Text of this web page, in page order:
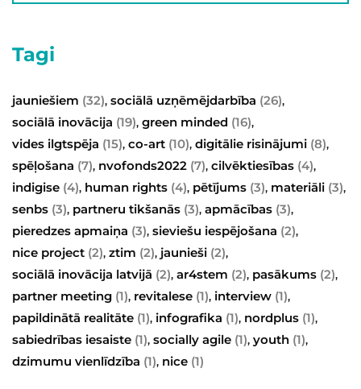
Tagi
jauniešiem (32), sociālā uzņēmējdarbība (26),
sociālā inovācija (19), green minded (16),
vides ilgtspēja (15), co-art (10), digitālie risinājumi (8),
spēļošana (7), nvofonds2022 (7), cilvēktiesības (4),
indigise (4), human rights (4), pētījums (3), materiāli (3),
senbs (3), partneru tikšanās (3), apmācības (3),
pieredzes apmaiņa (3), sieviešu iespējošana (2),
nice project (2), ztim (2), jaunieši (2),
sociālā inovācija latvijā (2), ar4stem (2), pasākums (2),
partner meeting (1), revitalese (1), interview (1),
papildinātā realitāte (1), infografika (1), nordplus (1),
sabiedrības iesaiste (1), socially agile (1), youth (1),
dzimumu vienlīdzība (1), nice (1)